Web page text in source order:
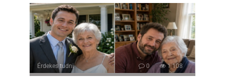
Érdekes tudni 0 1 108